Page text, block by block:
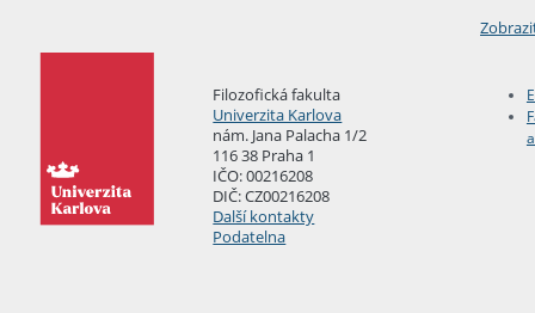
Filozofická fakulta
Univerzita Karlova
nám. Jana Palacha 1/2
116 38 Praha 1
IČO: 00216208
DIČ: CZ00216208
Další kontakty
Podatelna